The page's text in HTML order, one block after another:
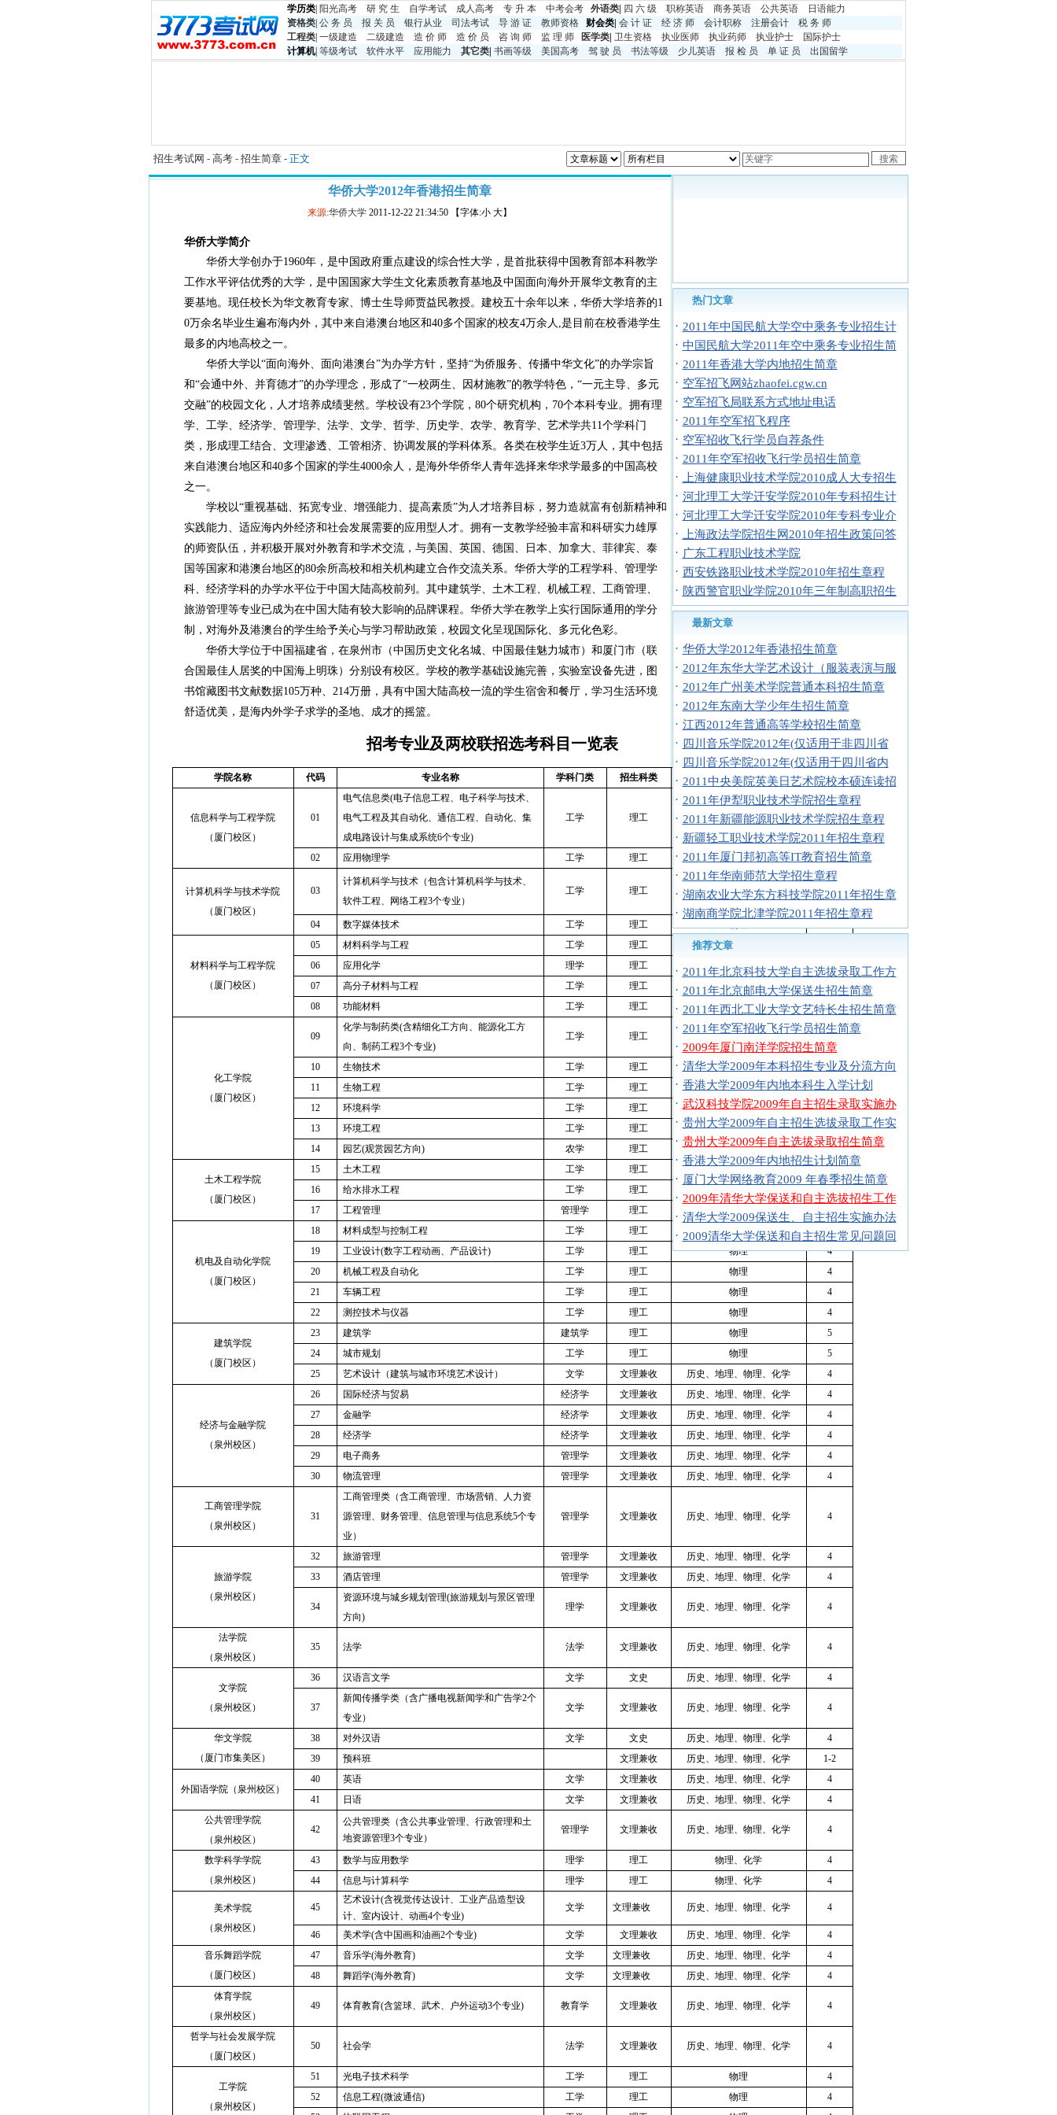
学历类 阳光高考 研 究 生 自学考试 成人高考 专 升 本 中考会考 外语类 四 六 级 职称英语 商务英语 公共英语
日语能力
资格类 公 务 员 报 关 员 银行从业 司法考试 导 游 证 教师资格 财会类| 会 计 证 经 济 师 会计职称 注册会计
税 务 师
工程类 一级建造 二级建造 造 价 师 造 价 员 咨 询 师 监 理 师 医学类 卫生资格 执业医师 执业药师 执业护士
国际护士
计算机| 等级考试 软件水平 应用能力 其它类 书画等级 美国高考 驾 驶 员 书法等级 少儿英语 报 检 员 单 证 员 出国留学
招生考试网 - 高考 - 招生简章 - 正文
华侨大学2012年香港招生简章
来源:华侨大学 2011-12-22 21:34:50 【字体:小 大】
华侨大学简介
华侨大学创办于1960年，是中国政府重点建设的综合性大学，是首批获得中国教育部本科教学
工作水平评估优秀的大学，是中国国家大学生文化素质教育基地及中国面向海外开展华文教育的主
要基地。现任校长为华文教育专家、博士生导师贾益民教授。建校五十余年以来，华侨大学培养的1
0万余名毕业生遍布海内外，其中来自港澳台地区和40多个国家的校友4万余人,是目前在校香港学生
最多的内地高校之一。
华侨大学以“面向海外、面向港澳台”为办学方针，坚持“为侨服务、传播中华文化”的办学宗旨
和“会通中外、并育德才”的办学理念，形成了“一校两生、因材施教”的教学特色，“一元主导、多元
交融”的校园文化，人才培养成绩斐然。学校设有23个学院，80个研究机构，70个本科专业。拥有理
学、工学、经济学、管理学、法学、文学、哲学、历史学、农学、教育学、艺术学共11个学科门
类，形成理工结合、文理渗透、工管相济、协调发展的学科体系。各类在校学生近3万人，其中包括
来自港澳台地区和40多个国家的学生4000余人，是海外华侨华人青年选择来华求学最多的中国高校
之一。
学校以“重视基础、拓宽专业、增强能力、提高素质”为人才培养目标，努力造就富有创新精神和
实践能力、适应海内外经济和社会发展需要的应用型人才。拥有一支教学经验丰富和科研实力雄厚
的师资队伍，并积极开展对外教育和学术交流，与美国、英国、德国、日本、加拿大、菲律宾、泰
国等国家和港澳台地区的80余所高校和相关机构建立合作交流关系。华侨大学的工程学科、管理学
科、经济学科的办学水平位于中国大陆高校前列。其中建筑学、土木工程、机械工程、工商管理、
旅游管理等专业已成为在中国大陆有较大影响的品牌课程。华侨大学在教学上实行国际通用的学分
制，对海外及港澳台的学生给予关心与学习帮助政策，校园文化呈现国际化、多元化色彩。
华侨大学位于中国福建省，在泉州市（中国历史文化名城、中国最佳魅力城市）和厦门市（联
合国最佳人居奖的中国海上明珠）分别设有校区。学校的教学基础设施完善，实验室设备先进，图
书馆藏图书文献数据105万种、214万册，具有中国大陆高校一流的学生宿舍和餐厅，学习生活环境
舒适优美，是海内外学子求学的圣地、成才的摇篮。
招考专业及两校联招选考科目一览表
学院名称 代码 专业名称 学科门类 招生科类 选考科目 学制
信息科学与工程学院
（厦门校区）
01
电气信息类(电子信息工程、电子科学与技术、
电气工程及其自动化、通信工程、自动化、集
成电路设计与集成系统6个专业)
工学 理工 物理 4
02 应用物理学 工学 理工 物理 4
计算机科学与技术学院
（厦门校区）
03
计算机科学与技术（包含计算机科学与技术、
软件工程、网络工程3个专业）
工学 理工 物理 4
04 数字媒体技术 工学 理工
材料科学与工程学院
（厦门校区）
05 材料科学与工程 工学 理工 物理、化学
06
应用化学 理学 理工 物理、化学
4
07
高分子材料与工程 工学 理工 物理、化学
4
08
功能材料 工学 理工 物理、化学 4
化工学院
（厦门校区）
09
化学与制药类(含精细化工方向、能源化工方
向、制药工程3个专业)
工学 理工 物理、化学 4
10 生物技术 工学 理工 物理、化学、生物
4
11
生物工程 工学 理工 物理、化学、生物
4
12
环境科学 工学 理工 物理、化学
4
13
环境工程 工学 理工 物理、化学
4
14
园艺(观赏园艺方向) 农学 理工 物理、化学、生物 4
土木工程学院
（厦门校区）
15 土木工程 工学 理工 物理
4
16
给水排水工程 工学 理工
17
工程管理 管理学 理工 4
机电及自动化学院
（厦门校区）
18 材料成型与控制工程 工学 理工 物理
4
19
工业设计(数字工程动画、产品设计) 工学 理工 物理
4
20
机械工程及自动化 工学 理工 物理
4
21
车辆工程 工学 理工 物理
4
22
测控技术与仪器 工学 理工 物理 4
建筑学院
（厦门校区）
23 建筑学 建筑学 理工 物理
5
24
城市规划 工学 理工 物理
5
25
艺术设计（建筑与城市环境艺术设计） 文学 文理兼收 历史、地理、物理、化学 4
经济与金融学院
（泉州校区）
26 国际经济与贸易 经济学 文理兼收 历史、地理、物理、化学
4
27
金融学 经济学 文理兼收 历史、地理、物理、化学
4
28
经济学 经济学 文理兼收 历史、地理、物理、化学
4
29
电子商务 管理学 文理兼收 历史、地理、物理、化学
4
30
物流管理 管理学 文理兼收 历史、地理、物理、化学 4
工商管理学院
（泉州校区）
31
工商管理类（含工商管理、市场营销、人力资
源管理、财务管理、信息管理与信息系统5个专
业）
管理学 文理兼收 历史、地理、物理、化学 4
旅游学院
（泉州校区）
32 旅游管理 管理学 文理兼收 历史、地理、物理、化学
4
33
酒店管理 管理学 文理兼收 历史、地理、物理、化学 4
34
资源环境与城乡规划管理(旅游规划与景区管理
方向)
理学 文理兼收 历史、地理、物理、化学 4
法学院
（泉州校区）
35 法学 法学 文理兼收 历史、地理、物理、化学 4
文学院
（泉州校区）
36 汉语言文学 文学 文史 历史、地理、物理、化学 4
37
新闻传播学类（含广播电视新闻学和广告学2个
专业）
文学 文理兼收 历史、地理、物理、化学 4
华文学院
（厦门市集美区）
38 对外汉语 文学 文史 历史、地理、物理、化学
4
39
预科班 文理兼收 历史、地理、物理、化学 1-2
外国语学院（泉州校区）
40 英语 文学 文理兼收 历史、地理、物理、化学
4
41
日语 文学 文理兼收 历史、地理、物理、化学
4
公共管理学院
（泉州校区）
42
公共管理类（含公共事业管理、行政管理和土
地资源管理3个专业）
管理学 文理兼收 历史、地理、物理、化学 4
数学科学学院
（泉州校区）
43 数学与应用数学 理学 理工 物理、化学
4
44
信息与计算科学 理学 理工 物理、化学 4
美术学院
（泉州校区）
45
艺术设计(含视觉传达设计、工业产品造型设
计、室内设计、动画4个专业)
文学 文理兼收 历史、地理、物理、化学 4
46 美术学(含中国画和油画2个专业) 文学 文理兼收 历史、地理、物理、化学
4
音乐舞蹈学院
（厦门校区）
47 音乐学(海外教育) 文学 文理兼收 历史、地理、物理、化学
4
48
舞蹈学(海外教育) 文学 文理兼收 历史、地理、物理、化学
4
体育学院
（泉州校区）
49 体育教育(含篮球、武术、户外运动3个专业) 教育学 文理兼收 历史、地理、物理、化学 4
哲学与社会发展学院
（厦门校区）
50 社会学 法学 文理兼收 历史、地理、物理、化学 4
工学院
（泉州校区）
51 光电子技术科学 工学 理工 物理
4
52
信息工程(微波通信) 工学 理工 物理
4
热门文章
· 2011年中国民航大学空中乘务专业招生计
· 中国民航大学2011年空中乘务专业招生简
· 2011年香港大学内地招生简章
· 空军招飞网站zhaofei.cgw.cn
· 空军招飞局联系方式地址电话
· 2011年空军招飞程序
· 空军招收飞行学员自荐条件
· 2011年空军招收飞行学员招生简章
·
上海健康职业技术学院2010成人大专招生
· 河北理工大学迁安学院2010年专科招生计
· 河北理工大学迁安学院2010年专科专业介
·
上海政法学院招生网2010年招生政策问答
· 广东工程职业技术学院
· 西安铁路职业技术学院2010年招生章程
· 陕西警官职业学院2010年三年制高职招生
最新文章
· 华侨大学2012年香港招生简章
· 2012年东华大学艺术设计（服装表演与服
· 2012年广州美术学院普通本科招生简章
· 2012年东南大学少年生招生简章
· 江西2012年普通高等学校招生简章
· 四川音乐学院2012年(仅适用于非四川省
· 四川音乐学院2012年(仅适用于四川省内
· 2011中央美院英美日艺术院校本硕连读招
· 2011年伊犁职业技术学院招生章程
· 2011年新疆能源职业技术学院招生章程
· 新疆轻工职业技术学院2011年招生章程
· 2011年厦门邦初高等IT教育招生简章
· 2011年华南师范大学招生章程
· 湖南农业大学东方科技学院2011年招生章
· 湖南商学院北津学院2011年招生章程
推荐文章
· 2011年北京科技大学自主选拔录取工作方
· 2011年北京邮电大学保送生招生简章
· 2011年西北工业大学文艺特长生招生简章
· 2011年空军招收飞行学员招生简章
· 2009年厦门南洋学院招生简章
· 清华大学2009年本科招生专业及分流方向
· 香港大学2009年内地本科生入学计划
· 武汉科技学院2009年自主招生录取实施办
· 贵州大学2009年自主招生选拔录取工作实
· 贵州大学2009年自主选拔录取招生简章
· 香港大学2009年内地招生计划简章
· 厦门大学网络教育2009 年春季招生简章
· 2009年清华大学保送和自主选拔招生工作
· 清华大学2009保送生、自主招生实施办法
· 2009清华大学保送和自主招生常见问题回